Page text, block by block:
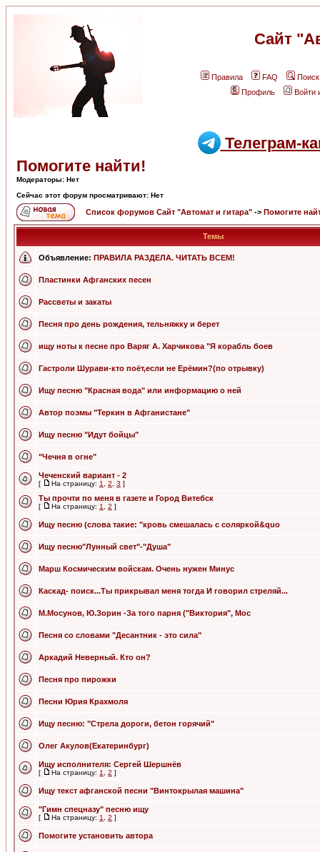
Сайт
Правила FAQ
Поиск
Профиль
Войти
Телеграм-
Помогите найти!
Модераторы: Нет
Сейчас этот форум просматривают: Нет
Список форумов Сайт "Автомат и гитара" -> Помогите
Темы
Объявление: ПРАВИЛА РАЗДЕЛА. ЧИТАТЬ ВСЕМ!
Пластинки Афганских песен
Рассветы и закаты
Песня про день рождения, тельняжку и берет
ищу ноты к песне про Варяг А. Харчикова "Я корабль боев
Гастроли Шурави-кто поёт,если не Ерёмин?(по отрывку)
Ищу песню "Красная вода" или информацию о ней
Автор поэмы "Теркин в Афганистане"
Ищу песню "Идут бойцы"
"Чечня в огне"
Чеченский вариант - 2
[ На страницу: 1 2 3 ]
Ты прочти по меня в газете и Город Витебск
[ На страницу: 1 2 ]
Ищу песню (слова такие: "кровь смешалась с соляркой&quo
Ищу песню"Лунный свет"-"Душа"
Марш Космическим войскам. Очень нужен Минус
Каскад- поиск...Ты прикрывал меня тогда И говорил стреляй...
М.Мосунов, Ю.Зорин -За того парня ("Виктория", Мос
Песня со словами "Десантник - это сила"
Аркадий Неверный. Кто он?
Песня про пирожки
Песни Юрия Крахмоля
Ищу песню: "Стрела дороги, бетон горячий"
Олег Акулов(Екатеринбург)
Ищу исполнителя: Сергей Шершнёв
[ На страницу: 1 2 ]
Ищу текст афганской песни "Винтокрылая машина"
"Гимн спецназу" песню ищу
[ На страницу: 1 2 ]
Помогите установить автора